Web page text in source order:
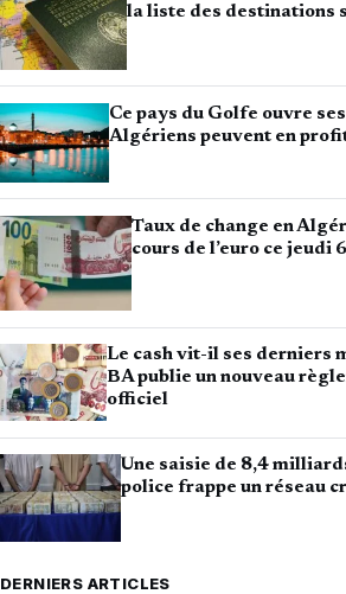
la liste des destinations
Ce pays du Golfe ouvre
Algériens peuvent en
Taux de change en
cours de l’euro ce jeudi
Le cash vit-il ses derniers
BA publie un nouveau
officiel
Une saisie de 8,4
police frappe un réseau
DERNIERS ARTICLES